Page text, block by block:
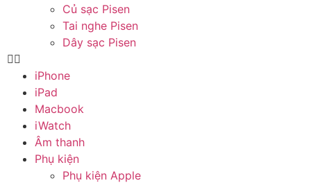
Củ sạc Pisen
Tai nghe Pisen
Dây sạc Pisen
iPhone
iPad
Macbook
iWatch
Âm thanh
Phụ kiện
Phụ kiện Apple